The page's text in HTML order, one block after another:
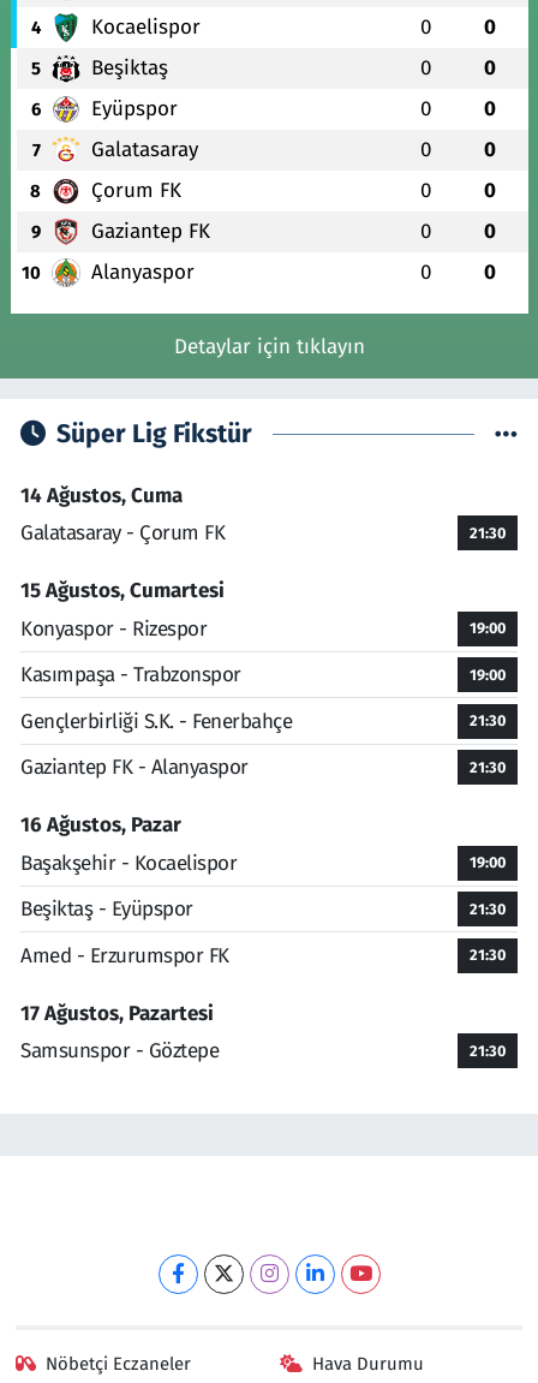
4 Kocaelispor 0 0
5 Beşiktaş 0 0
6 Eyüpspor 0 0
7 Galatasaray 0 0
8 Çorum FK 0 0
9 Gaziantep FK 0 0
10 Alanyaspor 0 0
Detaylar için tıklayın
Süper Lig Fikstür
14 Ağustos, Cuma
Galatasaray - Çorum FK
21:30
15 Ağustos, Cumartesi
Konyaspor - Rizespor
19:00
Kasımpaşa - Trabzonspor 19:00
Gençlerbirliği S.K. - Fenerbahçe 21:30
Gaziantep FK - Alanyaspor 21:30
16 Ağustos, Pazar
Başakşehir - Kocaelispor
19:00
Beşiktaş - Eyüpspor 21:30
Amed - Erzurumspor FK 21:30
17 Ağustos, Pazartesi
Samsunspor - Göztepe
21:30
Nöbetçi Eczaneler Hava Durumu